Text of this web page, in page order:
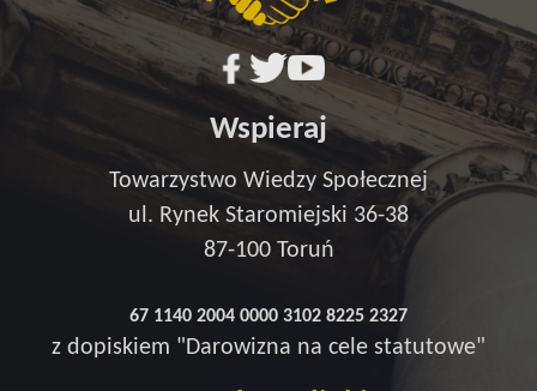
Wspieraj
Towarzystwo Wiedzy Społecznej
ul. Rynek Staromiejski 36-38
87-100 Toruń
67 1140 2004 0000 3102 8225 2327
z dopiskiem "Darowizna na cele statutowe"